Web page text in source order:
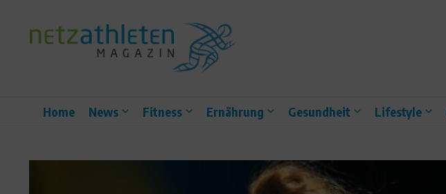
Home News Fitness Ernährung Gesundheit Lifestyle